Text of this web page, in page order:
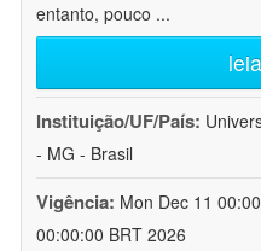
entanto, pouco ...
Instituição/UF/País:
- MG - Brasil
Vigência: Mon Dec 11
00:00:00 BRT 2026